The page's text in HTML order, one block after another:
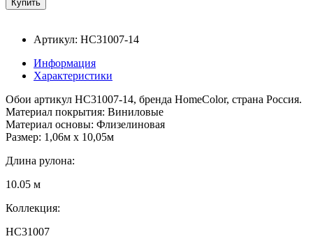
Артикул: HC31007-14
Информация
Характеристики
Обои артикул HC31007-14, бренда HomeColor, страна Россия.
Материал покрытия: Виниловые
Материал основы: Флизелиновая
Размер: 1,06м х 10,05м
Длина рулона:
10.05 м
Коллекция:
HC31007